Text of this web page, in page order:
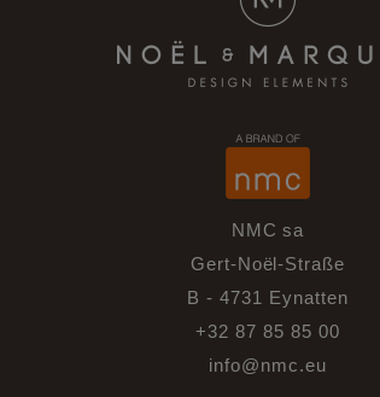
NMC sa
Gert-Noël-Straße
B - 4731 Eynatten
+32 87 85 85 00
info@nmc.eu